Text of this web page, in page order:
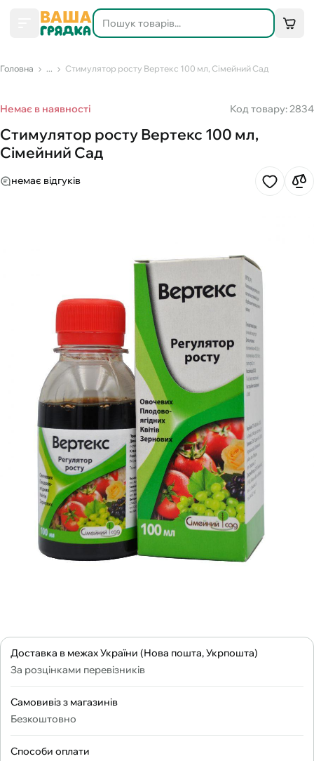
Головна ... Стимулятор росту Вертекс 100 мл, Сімейний Сад
Немає в наявності Код товару: 2834
Стимулятор росту Вертекс 100 мл,
Сімейний Сад
немає відгуків
Доставка в межах України (Нова пошта, Укрпошта)
За розцінками перевізників
Самовивіз з магазинів
Безкоштовно
Способи оплати